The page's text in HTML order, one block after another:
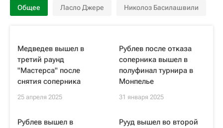
Общее Ласло Джере Николоз Басилашвили
Медведев вышел в
третий раунд
"Мастерса" после
снятия соперника
25 апреля 2025
Рублев после отказа
соперника вышел в
полуфинал турнира в
Монпелье
31 января 2025
Рублев вышел в
Рууд вышел во второй